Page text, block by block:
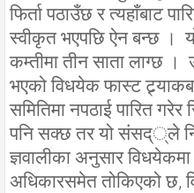
फिर्ता पठाउँछ र त्यहाँबाट
स्वीकृत भएपछि ऐन बन्छ ।
कम्तीमा तीन साता लाग्छ
भएको विधयेक फास्ट
समितिमा नपठाई पारित गरेर
पनि सक्छ तर यो संसद््ले
ज्ञवालीका अनुसार
अधिकारसमेत तोकिएको छ,